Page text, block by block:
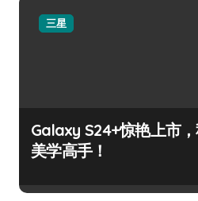
三星
Galaxy S24+惊艳上市
美学高手！